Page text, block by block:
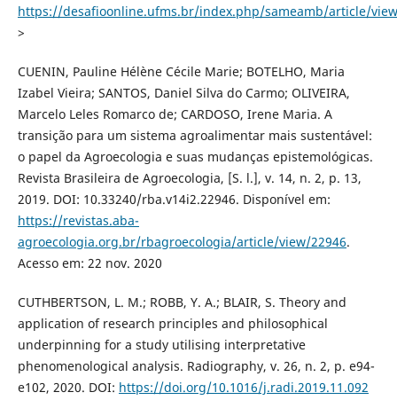
https://desafioonline.ufms.br/index.php/sameamb/article/
>
CUENIN, Pauline Hélène Cécile Marie; BOTELHO, Maria
Izabel Vieira; SANTOS, Daniel Silva do Carmo; OLIVEIRA,
Marcelo Leles Romarco de; CARDOSO, Irene Maria. A
transição para um sistema agroalimentar mais sustentável:
o papel da Agroecologia e suas mudanças epistemológicas.
Revista Brasileira de Agroecologia, [S. l.], v. 14, n. 2, p. 13,
2019. DOI: 10.33240/rba.v14i2.22946. Disponível em:
https://revistas.aba-
agroecologia.org.br/rbagroecologia/article/view/22946.
Acesso em: 22 nov. 2020
CUTHBERTSON, L. M.; ROBB, Y. A.; BLAIR, S. Theory and
application of research principles and philosophical
underpinning for a study utilising interpretative
phenomenological analysis. Radiography, v. 26, n. 2, p. e94-
e102, 2020. DOI: https://doi.org/10.1016/j.radi.2019.11.092